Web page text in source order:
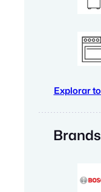
Explorar
Brands